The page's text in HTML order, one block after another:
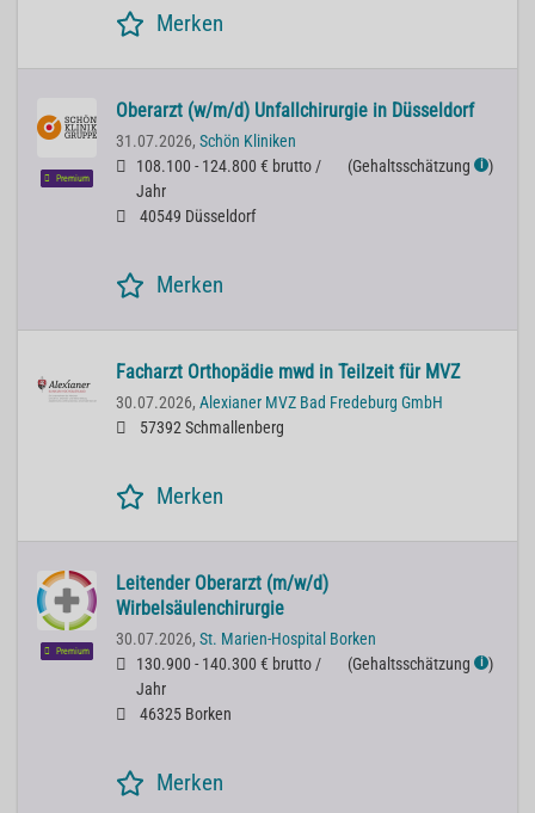
Merken
Premium
Oberarzt (w/m/d) Unfallchirurgie in Düsseldorf
31.07.2026, Schön Kliniken
108.100 - 124.800 € brutto /
Jahr
(Gehaltsschätzung ℹ )
40549 Düsseldorf
Merken
Facharzt Orthopädie mwd in Teilzeit für MVZ
30.07.2026, Alexianer MVZ Bad Fredeburg GmbH
57392 Schmallenberg
Merken
Premium
Leitender Oberarzt (m/w/d)
Wirbelsäulenchirurgie
30.07.2026, St. Marien-Hospital Borken
130.900 - 140.300 € brutto /
Jahr
(Gehaltsschätzung ℹ )
46325 Borken
Merken